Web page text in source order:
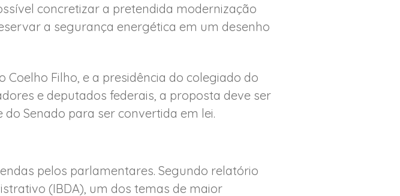
concretizar a pretendida modernização
a segurança energética em um desenho
Filho, e a presidência do colegiado do
e deputados federais, a proposta deve ser
Senado para ser convertida em lei.
pelos parlamentares. Segundo relatório
(IBDA), um dos temas de maior